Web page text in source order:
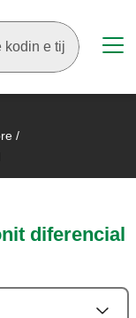
/
diferencial